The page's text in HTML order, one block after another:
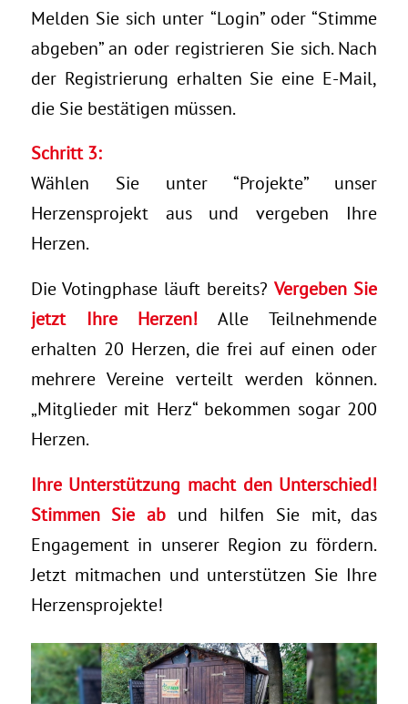
Melden Sie sich unter “Login” oder “Stimme
abgeben” an oder registrieren Sie sich. Nach
der Registrierung erhalten Sie eine E-Mail,
die Sie bestätigen müssen.
Schritt 3:
Wählen Sie unter “Projekte” unser
Herzensprojekt aus und vergeben Ihre
Herzen.
Die Votingphase läuft bereits?Vergeben Sie
jetzt Ihre Herzen! Alle Teilnehmende
erhalten 20 Herzen, die frei auf einen oder
mehrere Vereine verteilt werden können.
„Mitglieder mit Herz“ bekommen sogar 200
Herzen.
Ihre Unterstützung macht den Unterschied!
Stimmen Sie ab und hilfen Sie mit, das
Engagement in unserer Region zu fördern.
Jetzt mitmachen und unterstützen Sie Ihre
Herzensprojekte!